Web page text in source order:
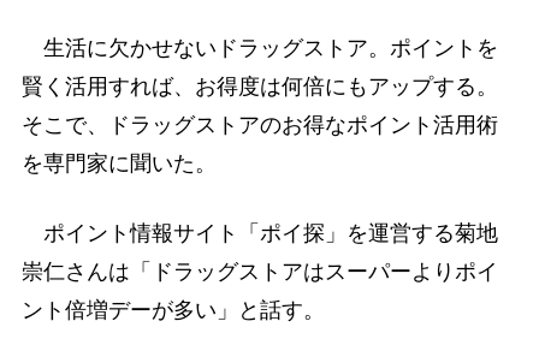
生活に欠かせないドラッグストア。ポイントを
賢く活用すれば、お得度は何倍にもアップする。
そこで、ドラッグストアのお得なポイント活用術
を専門家に聞いた。
ポイント情報サイト「ポイ探」を運営する菊地
崇仁さんは「ドラッグストアはスーパーよりポイ
ント倍増デーが多い」と話す。